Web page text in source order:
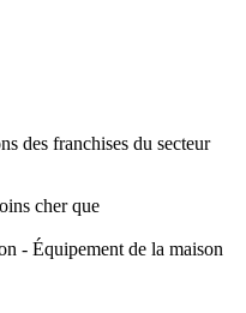
des franchises du secteur
cher que
- Équipement de la maison